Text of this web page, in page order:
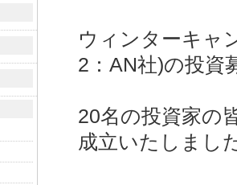
ウィンターキャ
2：AN社)の投資
20名の投資家の
成立いたしまし